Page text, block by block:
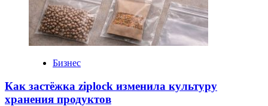
Бизнес
Как застёжка ziplock изменила культуру
хранения продуктов